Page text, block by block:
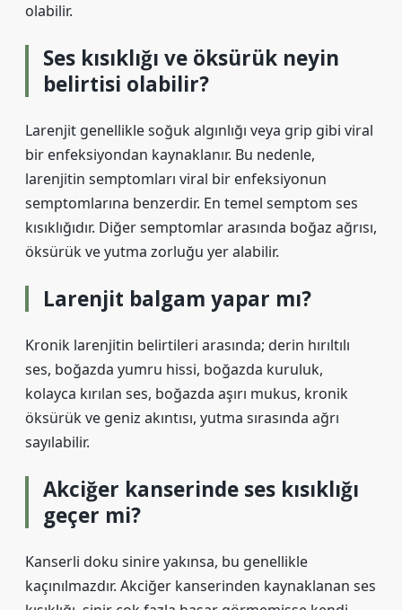
olabilir.
Ses kısıklığı ve öksürük neyin
belirtisi olabilir?
Larenjit genellikle soğuk algınlığı veya grip gibi viral
bir enfeksiyondan kaynaklanır. Bu nedenle,
larenjitin semptomları viral bir enfeksiyonun
semptomlarına benzerdir. En temel semptom ses
kısıklığıdır. Diğer semptomlar arasında boğaz ağrısı,
öksürük ve yutma zorluğu yer alabilir.
Larenjit balgam yapar mı?
Kronik larenjitin belirtileri arasında; derin hırıltılı
ses, boğazda yumru hissi, boğazda kuruluk,
kolayca kırılan ses, boğazda aşırı mukus, kronik
öksürük ve geniz akıntısı, yutma sırasında ağrı
sayılabilir.
Akciğer kanserinde ses kısıklığı
geçer mi?
Kanserli doku sinire yakınsa, bu genellikle
kaçınılmazdır. Akciğer kanserinden kaynaklanan ses